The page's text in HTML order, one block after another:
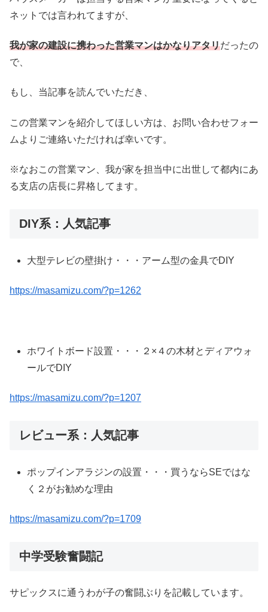
ネットでは言われてますが、
我が家の建設に携わった営業マンはかなりアタリだったの
で、
もし、当記事を読んでいただき、
この営業マンを紹介してほしい方は、お問い合わせフォー
ムよりご連絡いただければ幸いです。
※なおこの営業マン、我が家を担当中に出世して都内にあ
る支店の店長に昇格してます。
DIY系：人気記事
大型テレビの壁掛け・・・アーム型の金具でDIY
https://masamizu.com/?p=1262
ホワイトボード設置・・・２×４の木材とディアウォ
ールでDIY
https://masamizu.com/?p=1207
レビュー系：人気記事
ポップインアラジンの設置・・・買うならSEではな
く２がお勧めな理由
https://masamizu.com/?p=1709
中学受験奮闘記
サピックスに通うわが子の奮闘ぶりを記載しています。